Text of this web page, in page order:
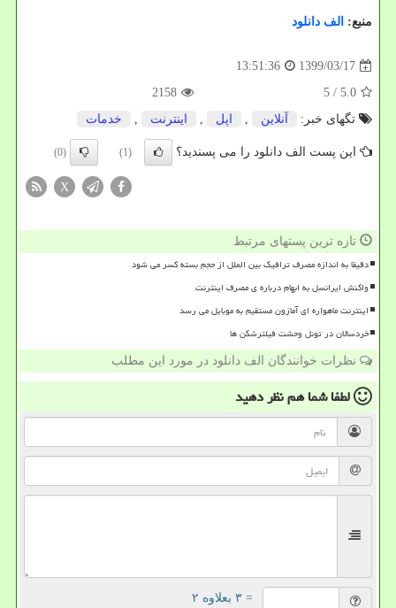
منبع: الف دانلود
1399/03/17
13:51:36
5.0
/ 5
2158
تگهای خبر:
آنلاین , اپل , اینترنت , خدمات
این پست الف دانلود را می پسندید؟ (1)
(0)
X
تازه ترین پستهای مرتبط
دقیقا به اندازه مصرف ترافیک بین الملل از حجم بسته کسر می شود
واکنش ایرانسل به ابهام درباره ی مصرف اینترنت
اینترنت ماهواره ای آمازون مستقیم به موبایل می رسد
خردسالان در تونل وحشت فیلترشکن ها
نظرات خوانندگان الف دانلود در مورد این مطلب
لطفا شما همنظر دهید
= ۳ بعلاوه ۲